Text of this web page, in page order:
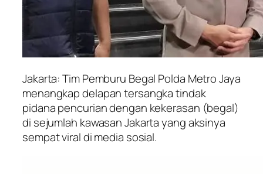
Jakarta: Tim Pemburu Begal Polda Metro Jaya
menangkap delapan tersangka tindak
pidana pencurian dengan kekerasan (begal)
di sejumlah kawasan Jakarta yang aksinya
sempat viral di media sosial.